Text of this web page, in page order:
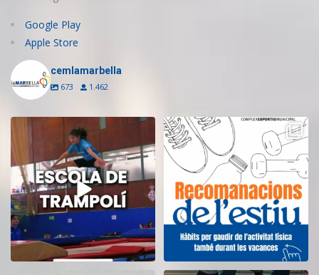
Google Play
Apple Store
cemlamarbella
673 1.462
Inscriu-te a l’Escola de Trampolí
del CEM
9 0
Aquest estiu, continua movent-te
i cuidant-te! ...
5 0